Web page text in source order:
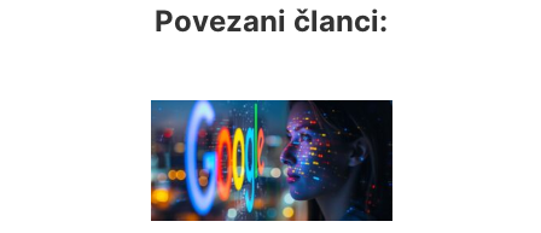
Povezani članci: